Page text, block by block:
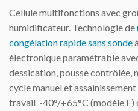
Cellule multifonctions avec
humidificateur. Technologie de
congélation rapide sans sonde
électronique paramétrable
dessication, pousse contrôlée,
cycle manuel et
travail -40°/+65°C (modèle F)